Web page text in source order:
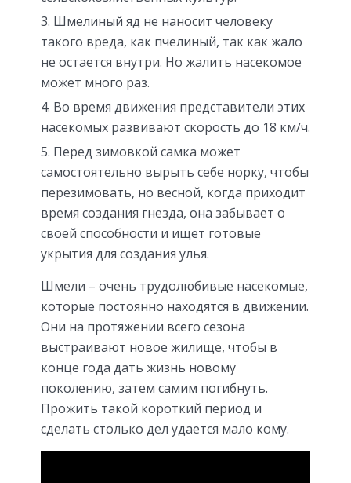
Шмелиный яд не наносит человеку
такого вреда, как пчелиный, так как жало
не остается внутри. Но жалить насекомое
может много раз.
Во время движения представители этих
насекомых развивают скорость до 18 км/ч.
Перед зимовкой самка может
самостоятельно вырыть себе норку, чтобы
перезимовать, но весной, когда приходит
время создания гнезда, она забывает о
своей способности и ищет готовые
укрытия для создания улья.
Шмели – очень трудолюбивые насекомые,
которые постоянно находятся в движении.
Они на протяжении всего сезона
выстраивают новое жилище, чтобы в
конце года дать жизнь новому
поколению, затем самим погибнуть.
Прожить такой короткий период и
сделать столько дел удается мало кому.